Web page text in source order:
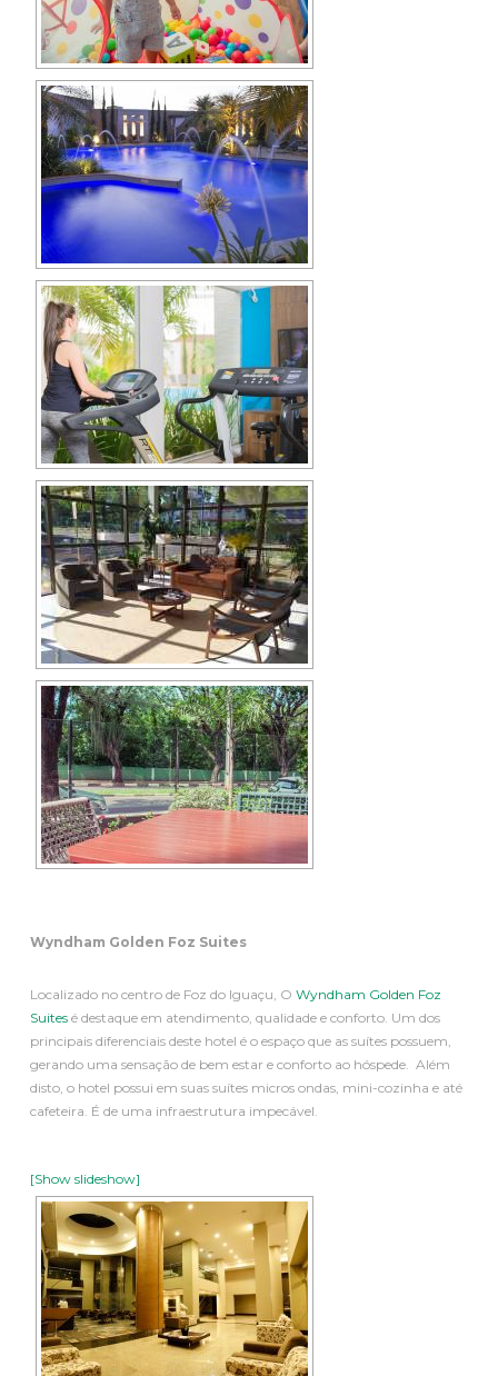
Wyndham Golden Foz Suites
Localizado no centro de Foz do Iguaçu, O Wyndham Golden Foz
Suitesé destaque em atendimento, qualidade e conforto. Um dos
principais diferenciais deste hotel é o espaço que as suítes possuem,
gerando uma sensação de bem estar e conforto ao hóspede. Além
disto, o hotel possui em suas suítes micros ondas, mini-cozinha e até
cafeteira. É de uma infraestrutura impecável.
[Show slideshow]